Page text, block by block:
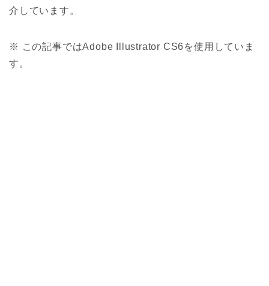
介しています。
※ この記事ではAdobe Illustrator CS6を使用していま
す。